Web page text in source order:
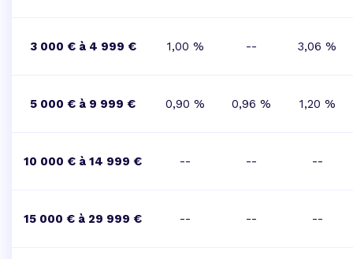
3 000 € à 4 999 € 1,00 % -- 3,06 %
5 000 € à 9 999 € 0,90 % 0,96 % 1,20 %
10 000 € à 14 999 € -- -- --
15 000 € à 29 999 € -- -- --